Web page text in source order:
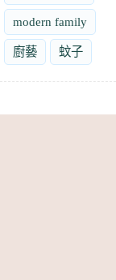
modern family
廚藝 蚊子